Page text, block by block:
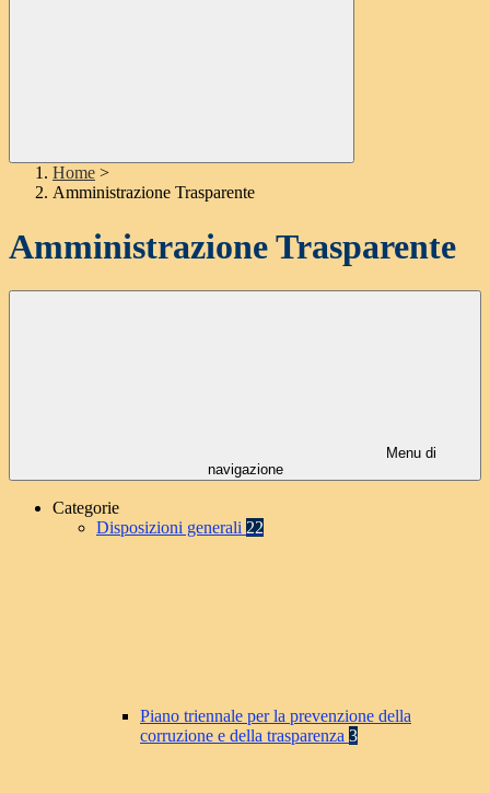
Home >
Amministrazione Trasparente
Amministrazione Trasparente
Menu di
navigazione
Categorie
Disposizioni generali 22
Piano triennale per la prevenzione della
corruzione e della trasparenza 3